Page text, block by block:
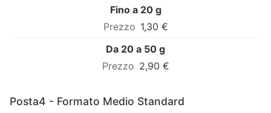
Fino a 20 g
1,30 €
Da 20 a 50 g
2,90 €
Posta4 - Formato Medio Standard